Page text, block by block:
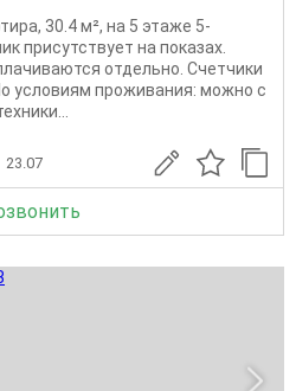
30.4 м², на 5 этаже 5-
присутствует на показах.
отдельно. Счетчики
условиям проживания: можно с
23.07